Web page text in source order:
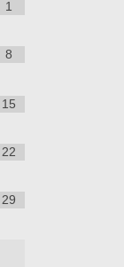
1
8
15
22
29